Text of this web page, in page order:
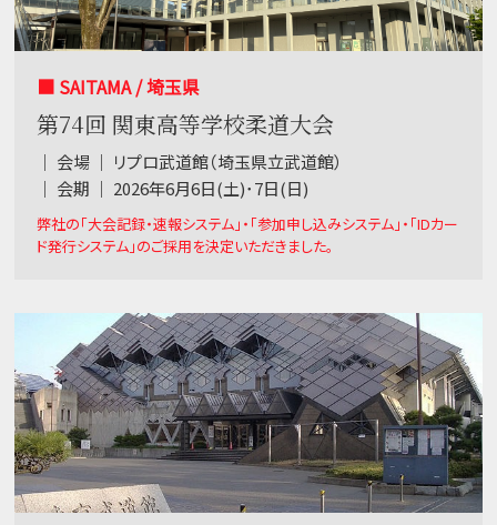
■ SAITAMA / 埼玉県
第74回 関東高等学校柔道大会
｜ 会場 ｜ リプロ武道館（埼玉県立武道館）
｜ 会期 ｜ 2026年6月6日(土)･7日(日)
弊社の「大会記録・速報システム」・「参加申し込みシステム」・「IDカー
ド発行システム」のご採用を決定いただきました。